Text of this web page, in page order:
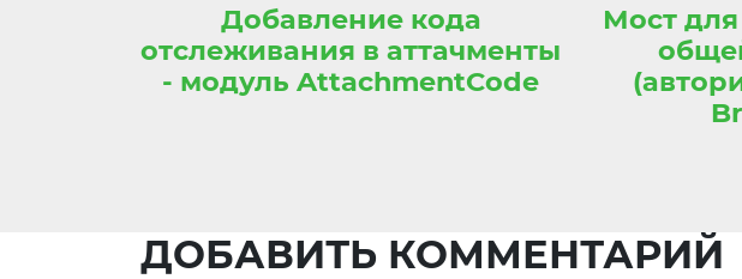
Добавление кода
отслеживания в аттачменты
- модуль AttachmentCode
Мост
ДОБАВИТЬ КОММЕНТАРИЙ